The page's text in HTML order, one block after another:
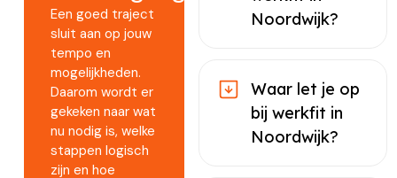
Een goed traject
sluit aan op jouw
tempo en
mogelijkheden.
Daarom wordt er
gekeken naar wat
nu nodig is, welke
stappen logisch
zijn en hoe
Noordwijk?
Waar let je op
bij werkfit in
Noordwijk?